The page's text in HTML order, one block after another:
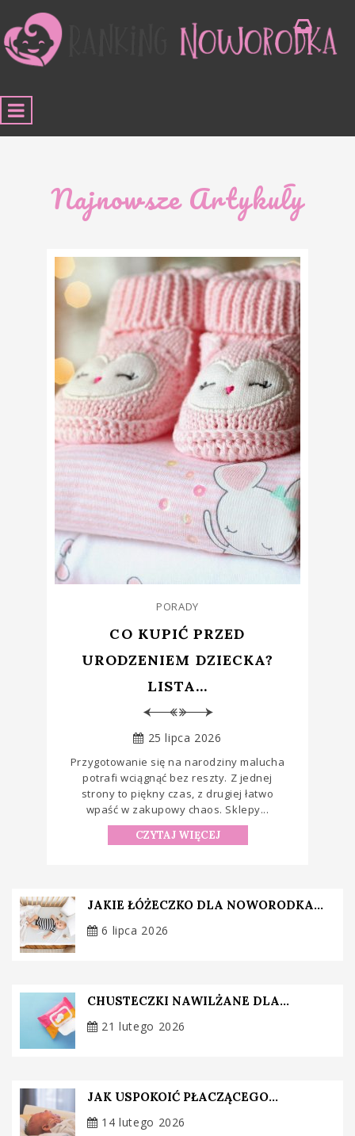
Najnowsze Artykuły
PORADY
CO KUPIĆ PRZED
URODZENIEM DZIECKA?
LISTA...
25 lipca 2026
Przygotowanie się na narodziny malucha
potrafi wciągnąć bez reszty. Z jednej
strony to piękny czas, z drugiej łatwo
wpaść w zakupowy chaos. Sklepy...
CZYTAJ WIĘCEJ
JAKIE ŁÓŻECZKO DLA NOWORODKA...
6 lipca 2026
CHUSTECZKI NAWILŻANE DLA...
21 lutego 2026
JAK USPOKOIĆ PŁACZĄCEGO...
14 lutego 2026